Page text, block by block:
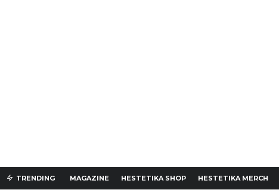
TRENDING MAGAZINE HESTETIKA SHOP HESTETIKA MERCH